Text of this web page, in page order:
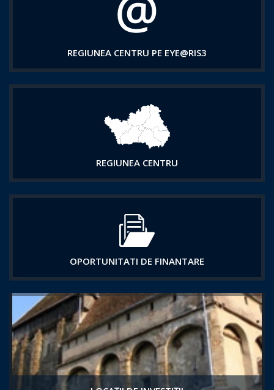
REGIUNEA CENTRU PE EYE@RIS3
REGIUNEA CENTRU
OPORTUNITATI DE FINANTARE